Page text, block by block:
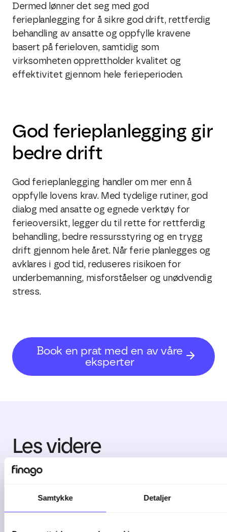
Samtykke Detaljer
Dermed lønner det seg med god
ferieplanlegging for å sikre god drift, rettferdig
behandling av ansatte og oppfylle kravene
basert på ferieloven, samtidig som
virksomheten opprettholder kvalitet og
effektivitet gjennom hele ferieperioden.
God ferieplanlegging gir
bedre drift
God ferieplanlegging handler om mer enn å
oppfylle lovens krav. Med tydelige rutiner, god
dialog med ansatte og egnede verktøy for
ferieoversikt, legger du til rette for rettferdig
behandling, bedre ressursstyring og en trygg
drift gjennom hele året. Når ferie planlegges og
avklares i god tid, reduseres risikoen for
underbemanning, misforståelser og unødvendig
stress.
Book en prat med en av våre
eksperter
Les videre